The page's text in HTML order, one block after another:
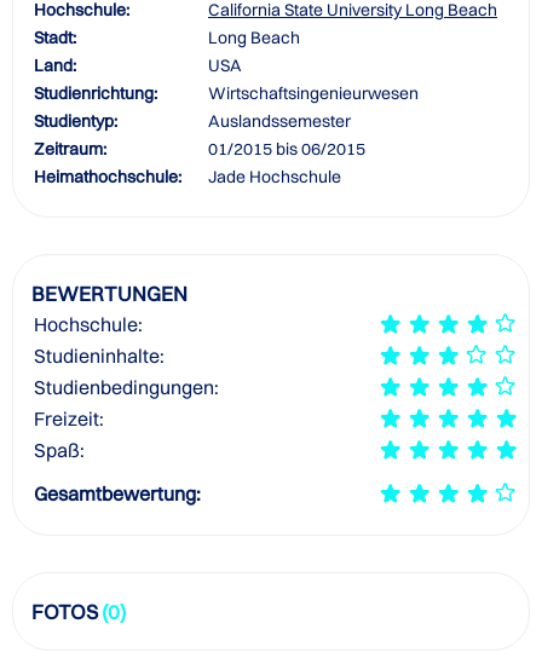
Hochschule:
California State University Long Beach
Stadt:
Long Beach
Land:
USA
Studienrichtung:
Wirtschaftsingenieurwesen
Studientyp:
Auslandssemester
Zeitraum:
01/2015 bis 06/2015
Heimathochschule:
Jade Hochschule
BEWERTUNGEN
Hochschule:
Studieninhalte:
Studienbedingungen:
Freizeit:
Spaß:
Gesamtbewertung:
FOTOS(0)